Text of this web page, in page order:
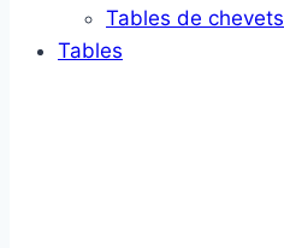
Tables de chevets
Tables